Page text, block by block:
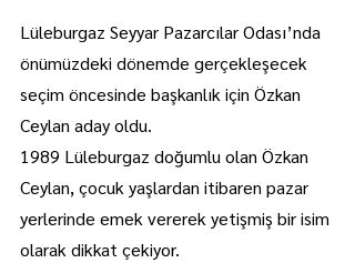
Lüleburgaz Seyyar Pazarcılar Odası’nda
önümüzdeki dönemde gerçekleşecek
seçim öncesinde başkanlık için Özkan
Ceylan aday oldu.
1989 Lüleburgaz doğumlu olan Özkan
Ceylan, çocuk yaşlardan itibaren pazar
yerlerinde emek vererek yetişmiş bir isim
olarak dikkat çekiyor.